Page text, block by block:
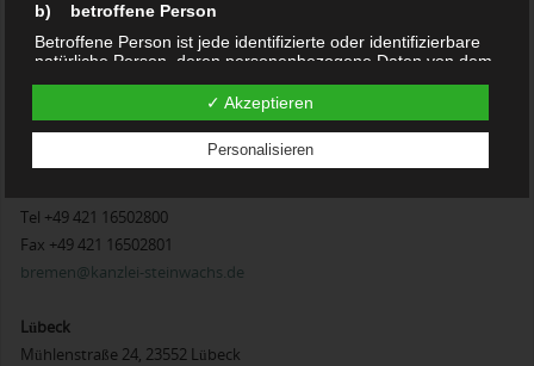
Friedrichstraße 153a, 10117 Berlin
Tel +49 30 84710711
Fax +49 30 84710713
berlin@kanzlei-steinwachs.de
Tel +49 421 16502800
Fax +49 421 16502801
bremen@kanzlei-steinwachs.de
Lübeck
Mühlenstraße 24, 23552 Lübeck
b) betroffene Person
Betroffene Person ist jede identifizierte oder identifizierbare
natürliche Person, deren personenbezogene Daten von dem
Verarbeitung ist jeder mit oder ohne Hilfe automatisierter
Verfahren ausgeführte Vorgang oder jede solche
Ordnen, die Speicherung, die Anpassung oder Veränderung,
das Auslesen, das Abfragen, die Verwendung, die
Offenlegung durch Übermittlung, Verbreitung oder eine
andere Form der Bereitstellung, den Abgleich oder die
d) Einschränkung der Verarbeitung
✓ Akzeptieren
Personalisieren